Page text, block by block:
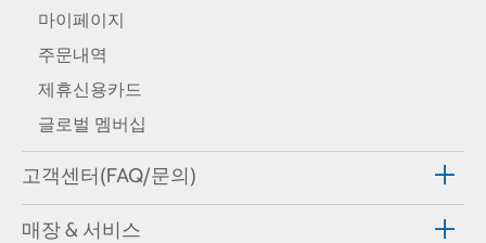
마이페이지
주문내역
제휴신용카드
글로벌 멤버십
고객센터(FAQ/문의)
매장 & 서비스